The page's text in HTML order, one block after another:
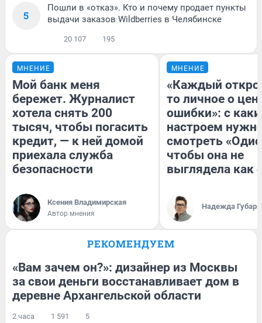
5
Пошли в «отказ». Кто и почему продает пункты
выдачи заказов Wildberries в Челябинске
20 107 195
МНЕНИЕ
Мой банк меня
бережет. Журналист
хотела снять 200
тысяч, чтобы погасить
кредит, — к ней домой
приехала служба
безопасности
Ксения Владимирская
Автор мнения
МНЕНИЕ
«Каждый
то личное о
ошибки»: с
настроем
смотреть
чтобы она не
выглядела как
Надежда Губарь
РЕКОМЕНДУЕМ
«Вам зачем он?»: дизайнер из Москвы
за свои деньги восстанавливает дом в
деревне Архангельской области
2 часа 1 591 5